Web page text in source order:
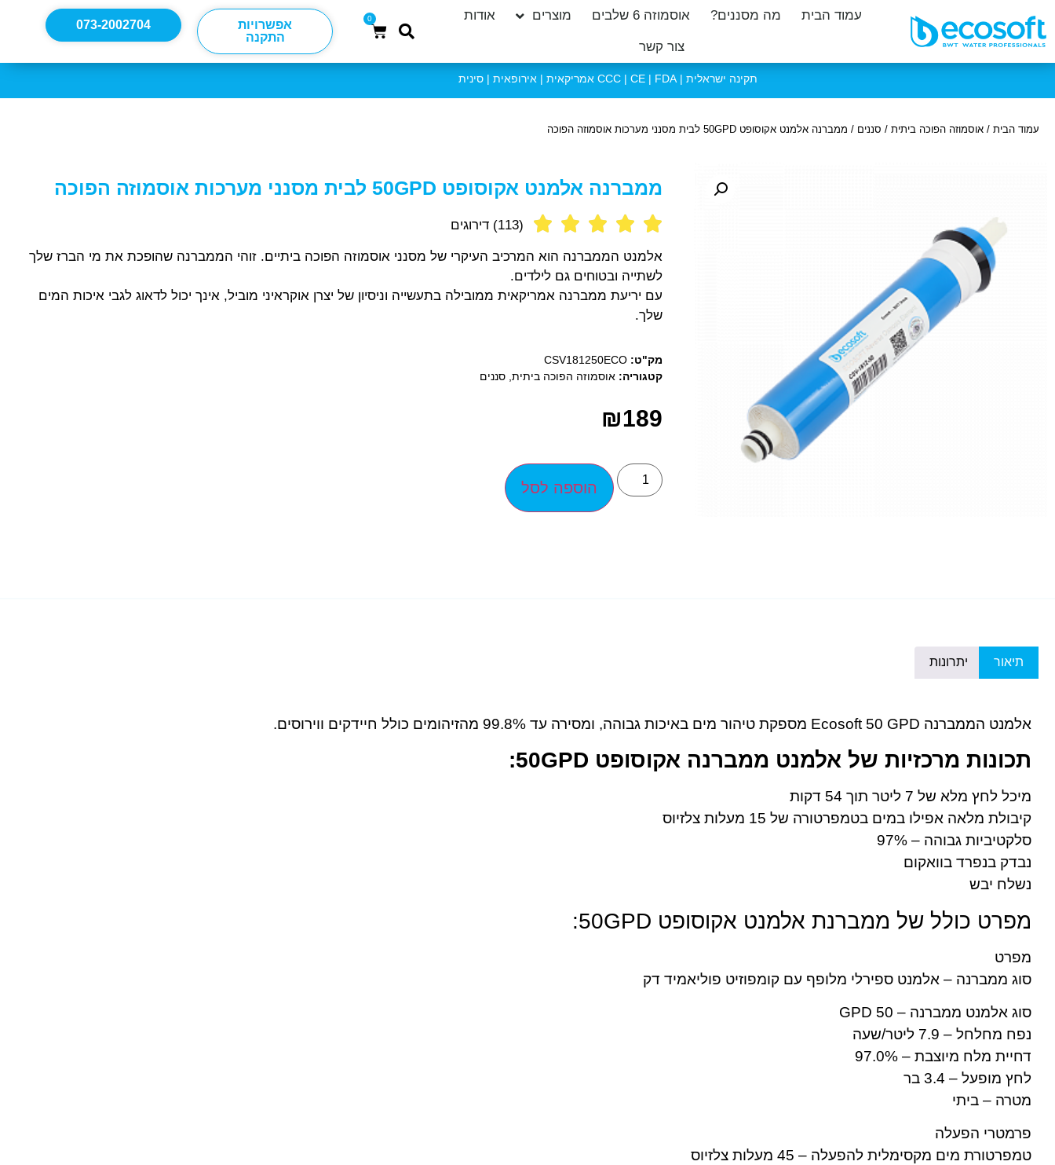
עמוד הבית מה מסננים? אוסמוזה 6 שלבים מוצרים אודות
צור קשר
0
אפשרויות
התקנה
073-2002704
תקינה ישראלית | CCC | CE | FDA אמריקאית | אירופאית | סינית
עמוד הבית / אוסמוזה הפוכה ביתית / סננים / ממברנה אלמנט אקוסופט 50GPD לבית מסנני מערכות אוסמוזה הפוכה
ממברנה אלמנט אקוסופט 50GPD לבית מסנני מערכות אוסמוזה הפוכה
(113) דירוגים
אלמנט הממברנה הוא המרכיב העיקרי של מסנני אוסמוזה הפוכה ביתיים. זוהי הממברנה שהופכת את מי הברז שלך
לשתייה ובטוחים גם לילדים.
עם יריעת ממברנה אמריקאית ממובילה בתעשייה וניסיון של יצרן אוקראיני מוביל, אינך יכול לדאוג לגבי איכות המים
שלך.
מק"ט:CSV181250ECO
קטגוריה: אוסמוזה הפוכה ביתית ,סננים
₪189
הוספה לסל
תיאור יתרונות
אלמנט הממברנה Ecosoft 50 GPD מספקת טיהור מים באיכות גבוהה, ומסירה עד 99.8% מהזיהומים כולל חיידקים ווירוסים.
תכונות מרכזיות של אלמנט ממברנה אקוסופט 50GPD:
מיכל לחץ מלא של 7 ליטר תוך 54 דקות
קיבולת מלאה אפילו במים בטמפרטורה של 15 מעלות צלזיוס
סלקטיביות גבוהה – 97%
נבדק בנפרד בוואקום
נשלח יבש
מפרט כולל של ממברנת אלמנט אקוסופט 50GPD:
מפרט
סוג ממברנה – אלמנט ספירלי מלופף עם קומפוזיט פוליאמיד דק
סוג אלמנט ממברנה – 50 GPD
נפח מחלחל – 7.9 ליטר/שעה
דחיית מלח מיוצבת – 97.0%
לחץ מופעל – 3.4 בר
מטרה – ביתי
פרמטרי הפעלה
טמפרטורת מים מקסימלית להפעלה – 45 מעלות צלזיוס